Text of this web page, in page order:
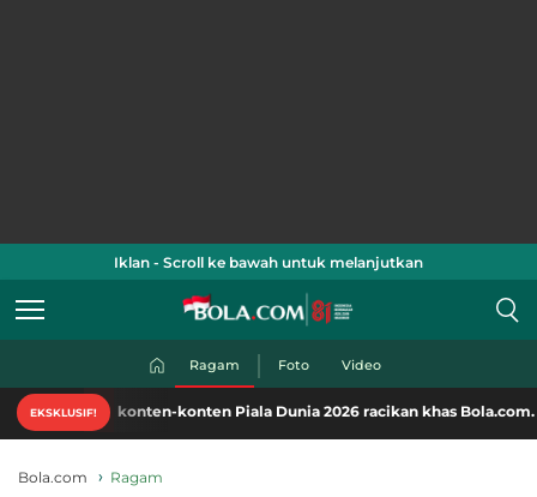
Iklan - Scroll ke bawah untuk melanjutkan
Ragam Foto Video
EKSKLUSIF!
konten-konten Piala Dunia 2026 racikan khas Bola.com. Klik di sini!
Bola.com Ragam